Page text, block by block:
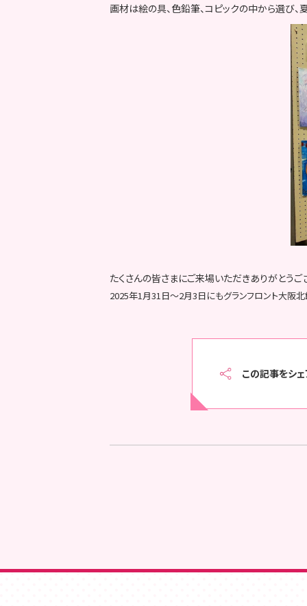
画材は絵の具、色鉛筆、コピックの中から選び
たくさんの皆さまにご来場いただきありがとうご
2025年1月31日～2月3日にもグランフロント大阪北
この記事をシ